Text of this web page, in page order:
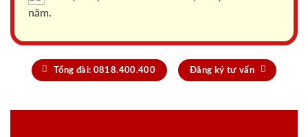
năm.
Tổng đài: 0818.400.400 Đăng ký tư vấn